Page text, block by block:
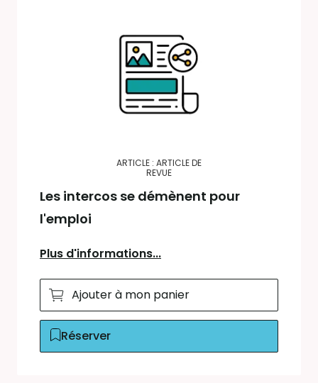
ARTICLE : ARTICLE DE
REVUE
Les intercos se démènent pour
l'emploi
Plus d'informations...
Ajouter à mon panier
Réserver